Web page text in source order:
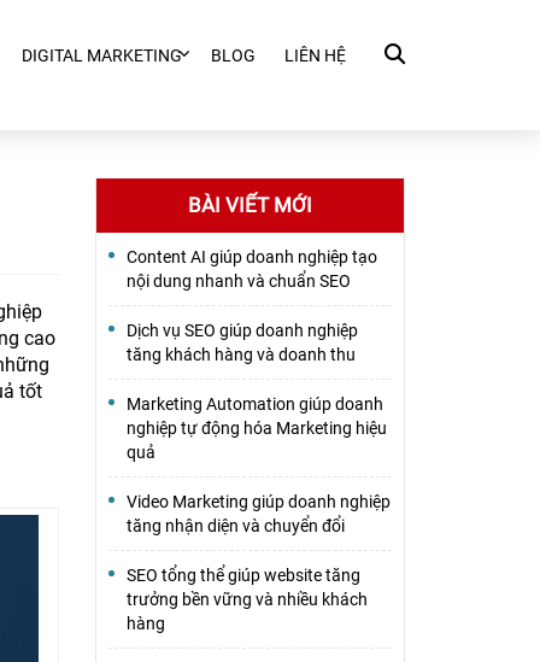
DIGITAL MARKETING BLOG LIÊN HỆ
cao
tốt
BÀI VIẾT MỚI
Content AI giúp doanh nghiệp tạo
nội dung nhanh và chuẩn SEO
Dịch vụ SEO giúp doanh nghiệp
tăng khách hàng và doanh thu
Marketing Automation giúp doanh
nghiệp tự động hóa Marketing hiệu
quả
Video Marketing giúp doanh nghiệp
tăng nhận diện và chuyển đổi
SEO tổng thể giúp website tăng
trưởng bền vững và nhiều khách
hàng